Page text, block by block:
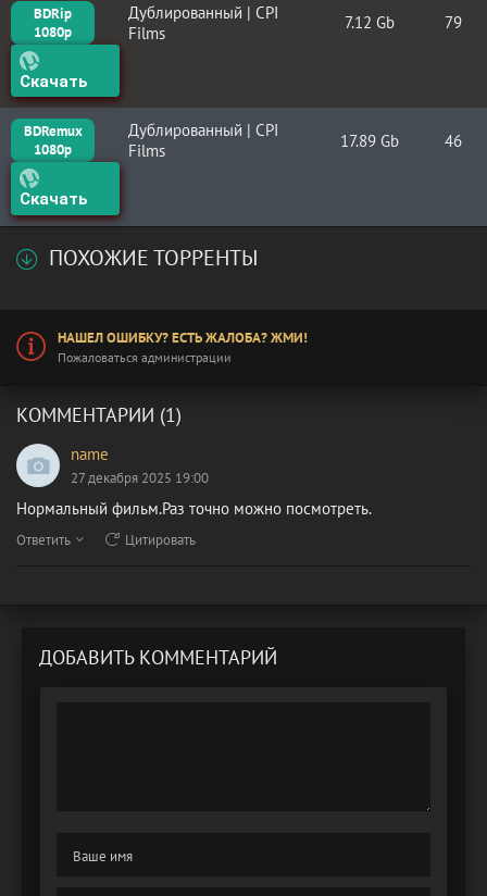
BDRip
1080p
Дублированный | CPI
Films
7.12 Gb 79
Скачать
BDRemux
1080p
Дублированный | CPI
Films
17.89 Gb 46
Скачать
ПОХОЖИЕ ТОРРЕНТЫ
НАШЕЛ ОШИБКУ? ЕСТЬ ЖАЛОБА? ЖМИ!
Пожаловаться администрации
КОММЕНТАРИИ (1)
name
27 декабря 2025 19:00
Нормальный фильм.Раз точно можно посмотреть.
Ответить Цитировать
ДОБАВИТЬ КОММЕНТАРИЙ